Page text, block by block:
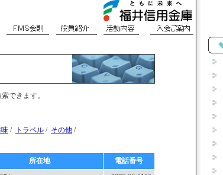
できます。
味 / トラベル / その他 /
所在地
電話番号